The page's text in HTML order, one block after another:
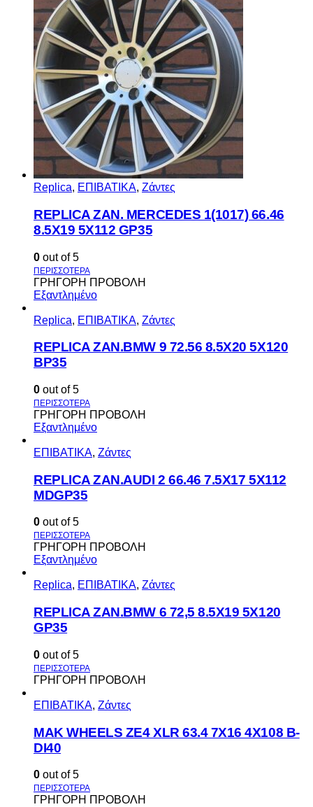
Replica, ΕΠΙΒΑΤΙΚΑ, Ζάντες
REPLICA ZAN. MERCEDES 1(1017) 66.46
8.5X19 5X112 GP35
0 out of 5
ΓΡΗΓΟΡΗ ΠΡΟΒΟΛΗ
Εξαντλημένο
Replica, ΕΠΙΒΑΤΙΚΑ, Ζάντες
REPLICA ZAN.BMW 9 72.56 8.5X20 5X120
BP35
0 out of 5
ΓΡΗΓΟΡΗ ΠΡΟΒΟΛΗ
Εξαντλημένο
ΕΠΙΒΑΤΙΚΑ, Ζάντες
REPLICA ZAN.AUDI 2 66.46 7.5X17 5X112
MDGP35
0 out of 5
ΓΡΗΓΟΡΗ ΠΡΟΒΟΛΗ
Εξαντλημένο
Replica, ΕΠΙΒΑΤΙΚΑ, Ζάντες
REPLICA ZAN.BMW 6 72,5 8.5X19 5X120
GP35
0 out of 5
ΓΡΗΓΟΡΗ ΠΡΟΒΟΛΗ
ΕΠΙΒΑΤΙΚΑ, Ζάντες
MAK WHEELS ΖΕ4 XLR 63.4 7Χ16 4Χ108 Β-
DI40
0 out of 5
ΓΡΗΓΟΡΗ ΠΡΟΒΟΛΗ